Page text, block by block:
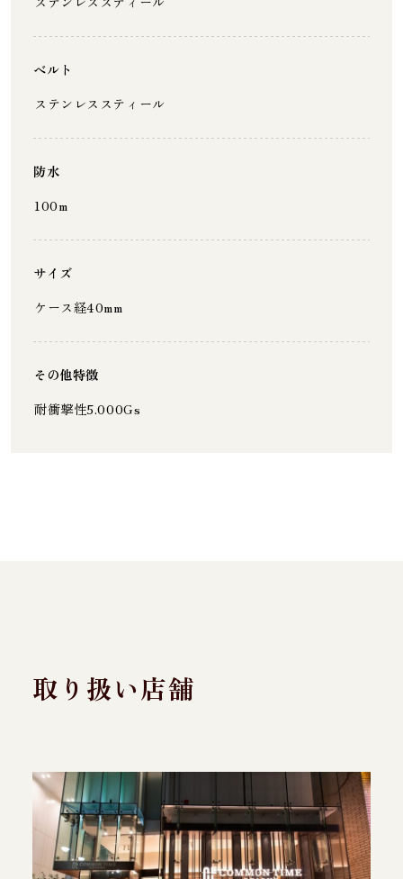
ベルト
ステンレススティール
防水
100m
サイズ
ケース経40mm
その他特徴
耐衝撃性5.000Gs
取り扱い店舗